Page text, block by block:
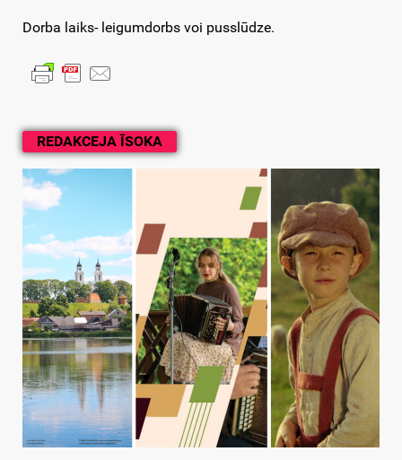
REDAKCEJA ĪSOKA
Dorba laiks- leigumdorbs voi pusslūdze.